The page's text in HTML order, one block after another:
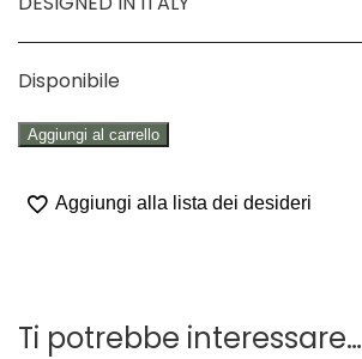
Disponibile
SET
VETRO
"SALE
UN
Aggiungi al carrello
Aggiungi alla lista dei desideri
Ti potrebbe interessare…